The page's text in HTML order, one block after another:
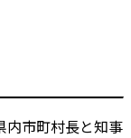
内市町村長と知事